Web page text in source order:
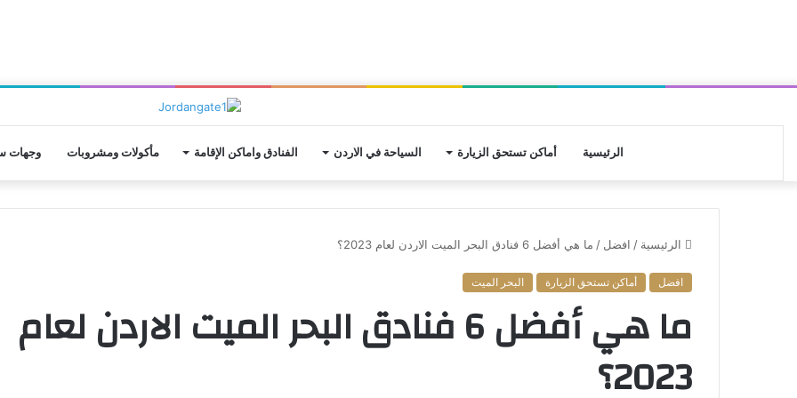
الرئيسية أماكن تستحق الزيارة السياحة في الاردن الفنادق واماكن الإقامة مأكولات ومشروبات وجهات
الرئيسية / افضل / ما هي أفضل 6 فنادق البحر الميت الاردن لعام 2023؟
افضل أماكن تستحق الزيارة البحر الميت
ما هي أفضل 6 فنادق البحر الميت الاردن لعام
2023؟